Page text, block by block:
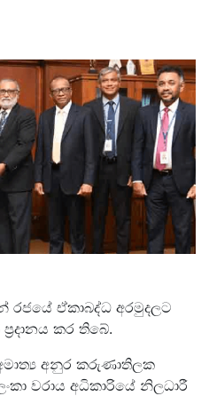
රජයේ ඒකාබද්ධ අරමුදලට
කර තිබේ.
අනුර කරුණාතිලක
වරාය අධිකාරියේ නිලධාරී